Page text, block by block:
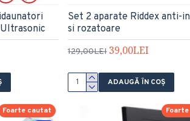
Set 2 aparate Riddex anti-
si rozatoare
129,00LEI 39,00LEI
ADAUGĂ ÎN COŞ
Foarte cautat